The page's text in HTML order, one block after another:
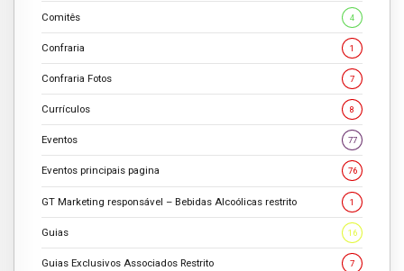
Comitês 4
Confraria 1
Confraria Fotos 7
Currículos 8
Eventos 77
Eventos principais pagina 76
GT Marketing responsável – Bebidas Alcoólicas restrito 1
Guias 16
Guias Exclusivos Associados Restrito 7